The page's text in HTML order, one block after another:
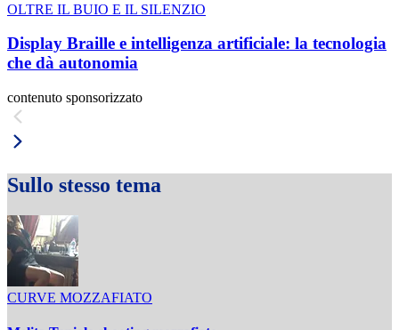
OLTRE IL BUIO E IL SILENZIO
Display Braille e intelligenza artificiale: la tecnologia
che dà autonomia
contenuto sponsorizzato
Sullo stesso tema
CURVE MOZZAFIATO